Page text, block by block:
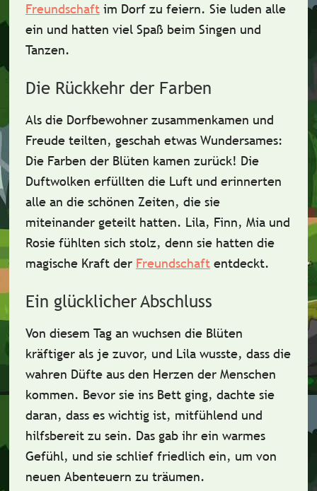
Freundschaftim Dorf zu feiern. Sie luden alle
ein und hatten viel Spaß beim Singen und
Tanzen.
Die Rückkehr der Farben
Als die Dorfbewohner zusammenkamen und
Freude teilten, geschah etwas Wundersames:
Die Farben der Blüten kamen zurück! Die
Duftwolken erfüllten die Luft und erinnerten
alle an die schönen Zeiten, die sie
miteinander geteilt hatten. Lila, Finn, Mia und
Rosie fühlten sich stolz, denn sie hatten die
magische Kraft der Freundschaftentdeckt.
Ein glücklicher Abschluss
Von diesem Tag an wuchsen die Blüten
kräftiger als je zuvor, und Lila wusste, dass die
wahren Düfteaus den Herzen der Menschen
kommen. Bevor sie ins Bett ging, dachte sie
daran, dass es wichtig ist, mitfühlend und
hilfsbereitzu sein. Das gab ihr ein warmes
Gefühl, und sie schlief friedlich ein, um von
neuen Abenteuern zu träumen.